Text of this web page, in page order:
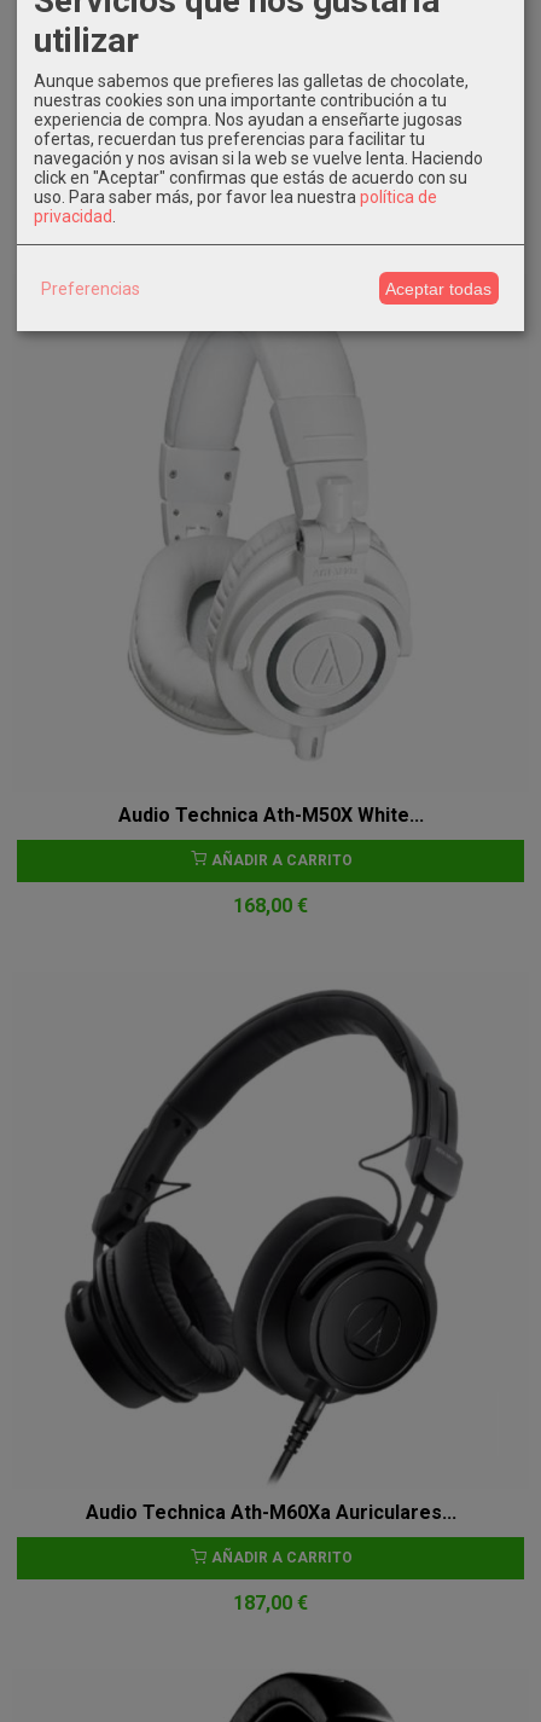
Audio-Technica Ath-E50 Auriculares...
AÑADIR A CARRITO
162,00 €
Audio Technica Ath-M50X White...
AÑADIR A CARRITO
168,00 €
Audio Technica Ath-M60Xa Auriculares...
AÑADIR A CARRITO
187,00 €
utilizar
Aunque sabemos que prefieres las galletas de chocolate,
nuestras cookies son una importante contribución a tu
experiencia de compra. Nos ayudan a enseñarte jugosas
ofertas, recuerdan tus preferencias para facilitar tu
navegación y nos avisan si la web se vuelve lenta. Haciendo
click en "Aceptar" confirmas que estás de acuerdo con su
uso. Para saber más, por favor lea nuestra política de
privacidad
Preferencias Aceptar todas